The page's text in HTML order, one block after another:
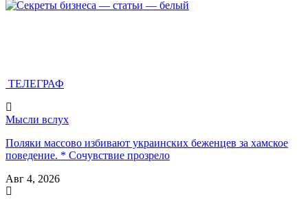
ТЕЛЕГРАФ
Мысли вслух
Поляки массово избивают украинских беженцев за хамское
поведение. * Сочувствие прозрело
Авг 4, 2026